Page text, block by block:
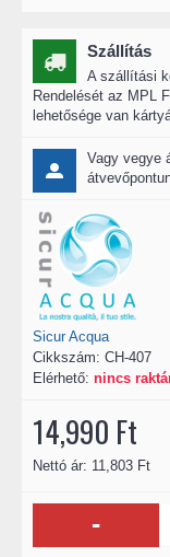
Szállítás
A szállítási
Rendelését az MPL
lehetősége van
Vagy vegye
Sicur Acqua
Cikkszám: CH-407
Elérhető: nincs
14,990 Ft
Nettó ár: 11,803 Ft
-